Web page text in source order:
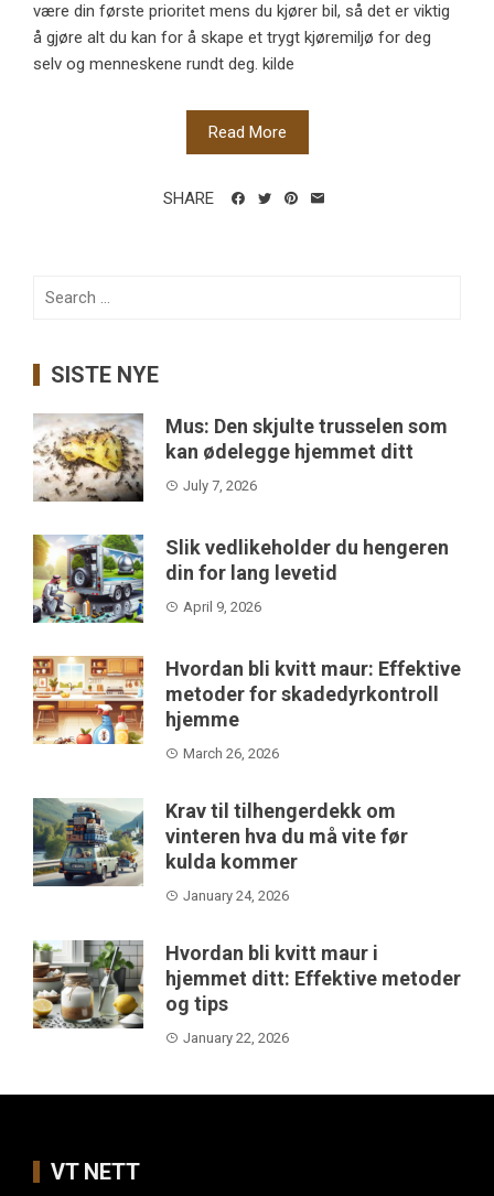
være din første prioritet mens du kjører bil, så det er viktig
å gjøre alt du kan for å skape et trygt kjøremiljø for deg
selv og menneskene rundt deg. kilde
Read More
SHARE
Search
SISTE NYE
Mus: Den skjulte trusselen som
kan ødelegge hjemmet ditt
July 7, 2026
Slik vedlikeholder du hengeren
din for lang levetid
April 9, 2026
Hvordan bli kvitt maur: Effektive
metoder for skadedyrkontroll
hjemme
March 26, 2026
Krav til tilhengerdekk om
vinteren hva du må vite før
kulda kommer
January 24, 2026
Hvordan bli kvitt maur i
hjemmet ditt: Effektive metoder
og tips
January 22, 2026
VT NETT